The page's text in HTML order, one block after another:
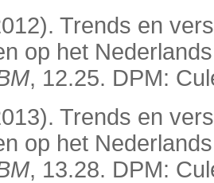
Trends en
op het
, 12.25. DPM:
Trends en
op het
, 13.28. DPM: